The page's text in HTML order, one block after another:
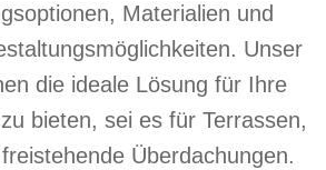
Materialien und
Unser
die ideale Lösung für Ihre
bieten, sei es für Terrassen,
Überdachungen.